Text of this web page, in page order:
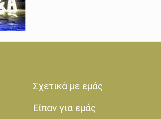
Σχετικά με εμάς
Είπαν για εμάς